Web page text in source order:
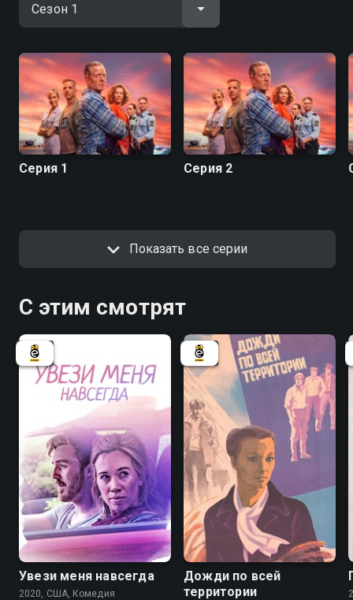
обиды и недосказанности, перед ними встают
новые загадки, и каждый выбор в этом деле даётся
командой, когда доверие уходит, а правда — бьёт не
хуже любой уликой. «СОММЕРДАЛЬ» — смотрите
онлайн в хорошем качестве.
Посмотреть онлайн 1 сезон сериала Соммердаль
вы можете совершенно бесплатно в хорошем HD
качестве на Смотрёшке
Серия 1 Серия 2
Показать все серии
С этим смотрят
Увези меня навсегда
2020, США, Комедия
Дожди по всей
территории